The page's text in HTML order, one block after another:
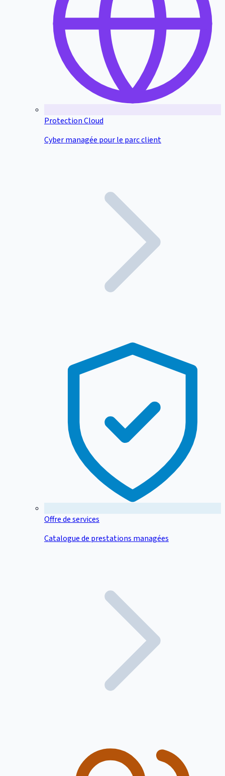
Protection Cloud
Cyber managée pour le parc client
Offre de services
Catalogue de prestations managées